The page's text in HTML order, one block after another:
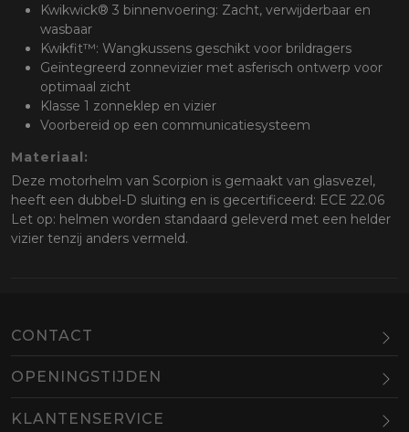
Kwikwick® 3 binnenvoering: Zacht, verwijderbaar en
wasbaar
Kwikfit™: Wangkussens geschikt voor brildragers
Geïntegreerd zonnevizier met asferisch ontwerp voor
optimaal zicht
Klasse 1 zonneklep en vizier
Voorbereid op een communicatiesysteem
Materiaal:
Deze motorhelm van Scorpion is gemaakt van glasvezel,
heeft een dubbel-D sluiting en is gecertificeerd: ECE 22.06
Let op: helmen worden standaard geleverd met een helder
vizier tenzij anders vermeld.
CONTACT
OPENINGSTIJDEN
Maandag
KLANTENSERVICE